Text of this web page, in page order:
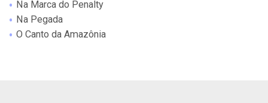
Na Marca do Penalty
Na Pegada
O Canto da Amazônia